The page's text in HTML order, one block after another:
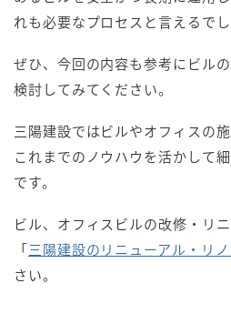
れも必要なプロセスと言えるでし
ぜひ、今回の内容も参考にビル
検討してみてください。
三陽建設ではビルやオフィスの
これまでのノウハウを活かして
です。
ビル、オフィスビルの改修・リ
「三陽建設のリニューアル・リ
さい。